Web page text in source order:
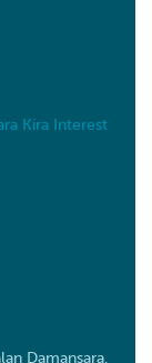
Damansara,
Kira Interest